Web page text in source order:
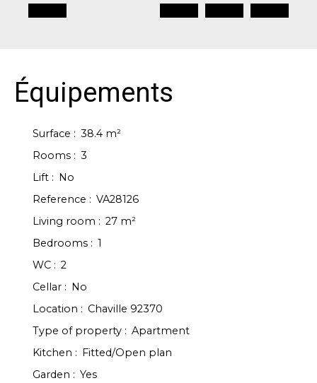
Équipements
Surface : 38.4 m²
Rooms : 3
Lift :
No
Reference : VA28126
Living room : 27 m²
Bedrooms : 1
WC : 2
Cellar :
No
Location : Chaville 92370
Type of property : Apartment
Kitchen :
Fitted/Open plan
Garden : Yes